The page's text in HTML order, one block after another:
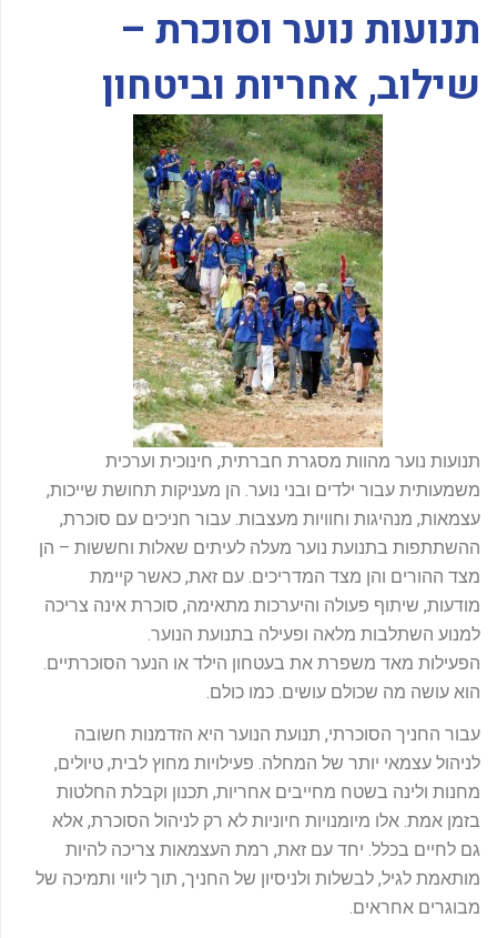
o
k
f
תנועות נוער וסוכרת –
שילוב, אחריות וביטחון
תנועות נוער מהוות מסגרת חברתית, חינוכית וערכית
משמעותית עבור ילדים ובני נוער. הן מעניקות תחושת שייכות,
עצמאות, מנהיגות וחוויות מעצבות. עבור חניכים עם סוכרת,
ההשתתפות בתנועת נוער מעלה לעיתים שאלות וחששות – הן
מצד ההורים והן מצד המדריכים. עם זאת, כאשר קיימת
מודעות, שיתוף פעולה והיערכות מתאימה, סוכרת אינה צריכה
למנוע השתלבות מלאה ופעילה בתנועת הנוער.
הפעילות מאד משפרת את בעטחון הילד או הנער הסוכרתיים.
הוא עושה מה שכולם עושים. כמו כולם.
עבור החניך הסוכרתי, תנועת הנוער היא הזדמנות חשובה
לניהול עצמאי יותר של המחלה. פעילויות מחוץ לבית, טיולים,
מחנות ולינה בשטח מחייבים אחריות, תכנון וקבלת החלטות
בזמן אמת. אלו מיומנויות חיוניות לא רק לניהול הסוכרת, אלא
גם לחיים בכלל. יחד עם זאת, רמת העצמאות צריכה להיות
מותאמת לגיל, לבשלות ולניסיון של החניך, תוך ליווי ותמיכה של
מבוגרים אחראים.